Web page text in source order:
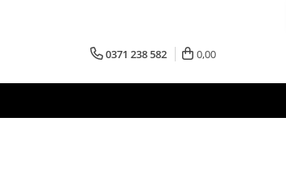
0371 238 582 0,00